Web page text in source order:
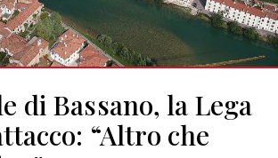
di Bassano, la Lega
“Altro che